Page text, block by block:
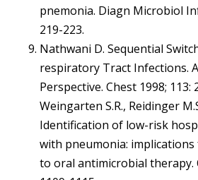
pnemonia. Diagn Microbiol
219-223.
Nathwani D. Sequential
respiratory Tract Infections.
Perspective. Chest 1998; 113:
Weingarten S.R., Reidinger
Identification of low-risk
with pneumonia:
to oral antimicrobial therapy.